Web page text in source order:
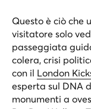
Questo è ciò che
visitatore solo
passeggiata
colera, crisi
con il London
esperta sul DNA
monumenti a